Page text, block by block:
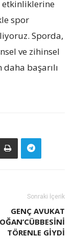
etkinliklerine
spor
Sporda,
ve zihinsel
başarılı
Sonraki İçerik
GENÇ AVUKAT
TÖRENLE GIYDI